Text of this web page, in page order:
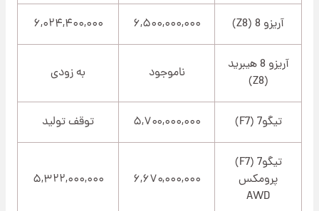
آریزو 8 (Z8) ۶,۵۰۰,۰۰۰,۰۰۰ ۶,۰۲۴,۴۰۰,۰۰۰
آریزو 8 هیبرید
(Z8)
ناموجود به زودی
تیگو7 (F7) ۵,۷۰۰,۰۰۰,۰۰۰ توقف تولید
تیگو7 (F7)
پرومکس
AWD
۶,۶۷۰,۰۰۰,۰۰۰ ۵,۳۲۲,۰۰۰,۰۰۰